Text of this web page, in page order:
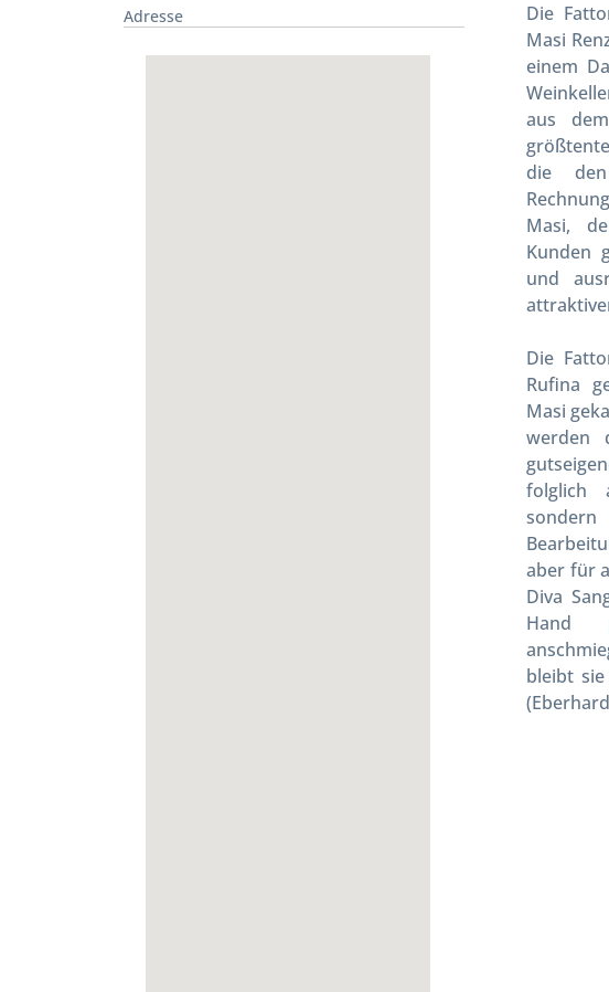
Adresse
Die
Masi
einem
aus
die den
Masi,
Kunden
und
Die
Rufina
Masi
werden
folglich
aber für
Diva
Hand
bleibt